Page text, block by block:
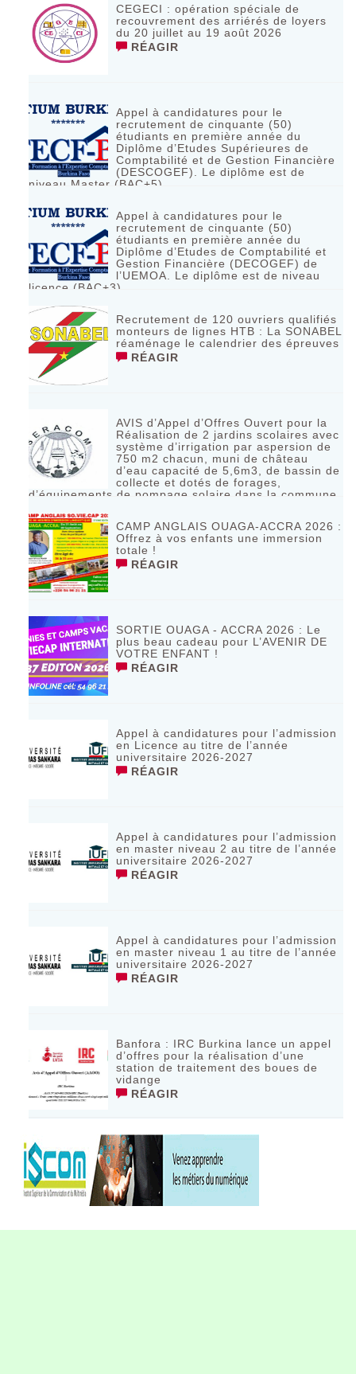
CEGECI : opération spéciale de
recouvrement des arriérés de loyers
du 20 juillet au 19 août 2026
RÉAGIR
Appel à candidatures pour le
recrutement de cinquante (50)
étudiants en première année du
Diplôme d’Etudes Supérieures de
Comptabilité et de Gestion Financière
(DESCOGEF). Le diplôme est de
niveau Master (BAC+5)
Appel à candidatures pour le
recrutement de cinquante (50)
étudiants en première année du
Diplôme d’Etudes de Comptabilité et
Gestion Financière (DECOGEF) de
l’UEMOA. Le diplôme est de niveau
licence (BAC+3)
Recrutement de 120 ouvriers qualifiés
monteurs de lignes HTB : La SONABEL
réaménage le calendrier des épreuves
RÉAGIR
AVIS d’Appel d’Offres Ouvert pour la
Réalisation de 2 jardins scolaires avec
système d’irrigation par aspersion de
750 m2 chacun, muni de château
d’eau capacité de 5,6m3, de bassin de
collecte et dotés de forages,
d’équipements de pompage solaire dans la commune
RÉAGIR
CAMP ANGLAIS OUAGA-ACCRA 2026 :
Offrez à vos enfants une immersion
totale !
RÉAGIR
SORTIE OUAGA - ACCRA 2026 : Le
plus beau cadeau pour L’AVENIR DE
VOTRE ENFANT !
RÉAGIR
Appel à candidatures pour l’admission
en Licence au titre de l’année
universitaire 2026-2027
RÉAGIR
Appel à candidatures pour l’admission
en master niveau 2 au titre de l’année
universitaire 2026-2027
RÉAGIR
Appel à candidatures pour l’admission
en master niveau 1 au titre de l’année
universitaire 2026-2027
RÉAGIR
Banfora : IRC Burkina lance un appel
d’offres pour la réalisation d’une
station de traitement des boues de
vidange
RÉAGIR